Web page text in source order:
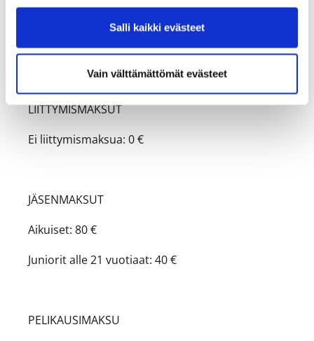
Salli kaikki evästeet
Vain välttämättömät evästeet
Juniorimaksut koskevat v. 2005 syntyneitä tai
nuorempia, alle 21-vuotiaita.
Kilpailumaksut on määritelty kilpailukohtaisesti.
LIITTYMISMAKSUT
Ei liittymismaksua: 0 €
JÄSENMAKSUT
Aikuiset: 80 €
Juniorit alle 21 vuotiaat: 40 €
PELIKAUSIMAKSU